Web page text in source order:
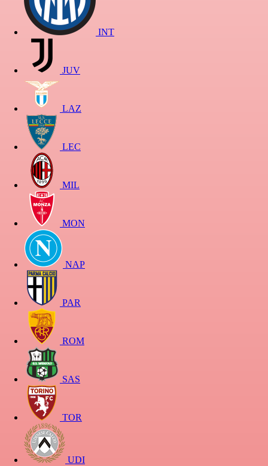
INT
JUV
LAZ
LEC
MIL
MON
NAP
PAR
ROM
SAS
TOR
UDI